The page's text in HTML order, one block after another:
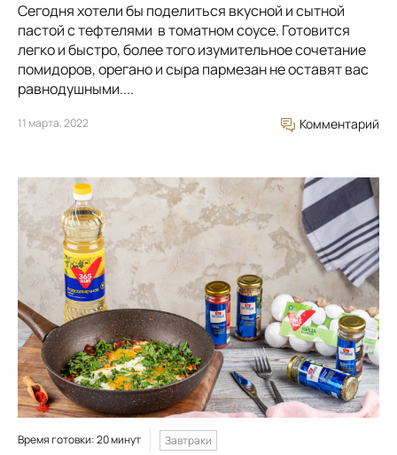
Сегодня хотели бы поделиться вкусной и сытной
пастой с тефтелями в томатном соусе. Готовится
легко и быстро, более того изумительное сочетание
помидоров, орегано и сыра пармезан не оставят вас
равнодушными....
11 марта, 2022 Комментарий
Время готовки: 20 минут Завтраки